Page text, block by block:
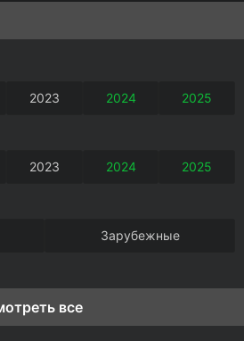
2023 2024 2025
2023 2024 2025
Зарубежные
все